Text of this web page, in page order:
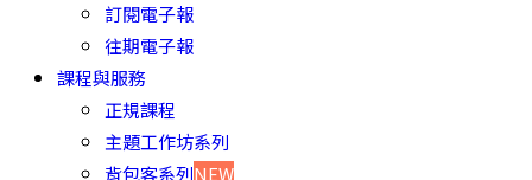
訂閱電子報
往期電子報
課程與服務
正規課程
主題工作坊系列
背包客系列NEW